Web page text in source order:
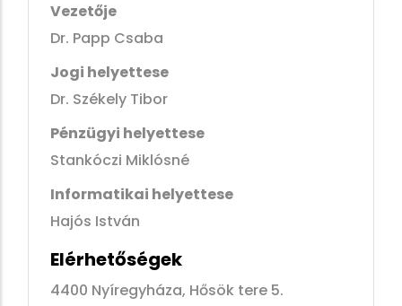
Vezetője
Dr. Papp Csaba
Jogi helyettese
Dr. Székely Tibor
Pénzügyi helyettese
Stankóczi Miklósné
Informatikai helyettese
Hajós István
Elérhetőségek
4400 Nyíregyháza, Hősök tere 5.